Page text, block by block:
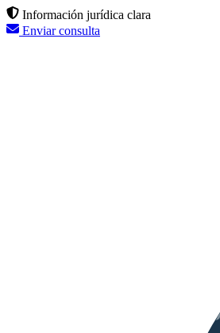
Información jurídica clara
Enviar consulta